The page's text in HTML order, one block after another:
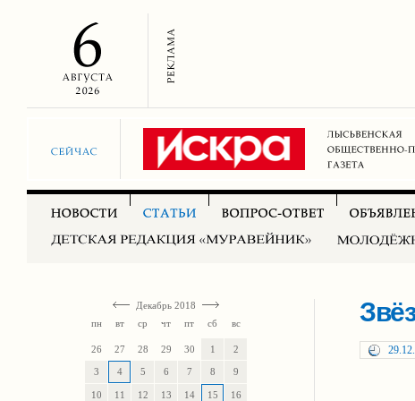
Декабрь 2018
пн
вт ср чт пт сб вс
26 27 28 29 30 1 2
3 4 5 6 7 8 9
10 11 12 13 14 15 16